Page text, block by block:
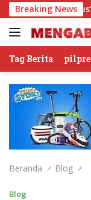
Langsung
ke
konten
Breaking News
Sirkus’,
Tag Berita
Beranda Blog
Blog